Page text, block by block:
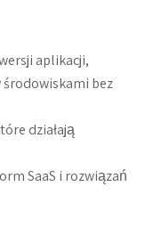
aplikacji,
bez
działają
SaaS i rozwiązań